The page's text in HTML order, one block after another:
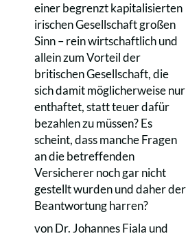
einer begrenzt kapitalisierten
irischen Gesellschaft großen
Sinn – rein wirtschaftlich und
allein zum Vorteil der
britischen Gesellschaft, die
sich damit möglicherweise nur
enthaftet, statt teuer dafür
bezahlen zu müssen? Es
scheint, dass manche Fragen
an die betreffenden
Versicherer noch gar nicht
gestellt wurden und daher der
Beantwortung harren?
von Dr. Johannes Fiala und